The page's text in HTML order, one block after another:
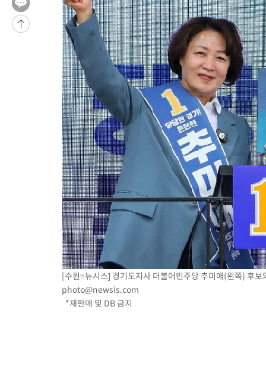
-30603초 전 >
누그러진 극한 폭염…'낮 최고 34도' 무더위는 이어져[내일날
-27194초 전 >
제주 골프장서 멧돼지 출현 결국 사살…'이용객 대피'
[속보]원·달러 환율, 2.3원 오른 1418.4원 마감
[속보]코스피, 40.89포인트(0.65%) 오른 6299.66 마감
[속보]코스닥, 55.66포인트(6.97%) 오른 854.47 마감
대포통장 107개로 불법도박 수익 5062억 세탁…19명 검거
[속보]이 대통령 "2028년 중순까지 광주 군공항 기능 다른 군
으로 임시 배치해 산단 조기 착공"
포항스틸야드 관중석 천장 석재 낙하…K리그 전구장 긴급 점검
[속보]'전장연 시위' 1호선 용산역 상행선 무정차 통과 종료
[속보]코스닥 지수 5%대 급등에 '매수 사이드카' 발동
[속보]원·달러 환율, 오전 9시 1410.3원
[속보]코스닥, 8.85포인트(1.11%) 오른 807.66 개장
[속보]코스피, 47.56포인트(0.76%) 오른 6306.33 개장
[속보]지하철 1호선 상행선 용산역 무정차 통과…"집회·시위"
'낮 최고 34도' 전국 더위 지속…강원·경상권 오전 비
파키스탄 보안군, 대 테러작전으로 남서부의 무장세력 소탕전..15
인천 앞바다 연락두절 모터보트 승선원 3명 전원 구조
이집트, 가자 협상 당사자들에게 약속이행과 방해금지 촉구
트럼프, 이란 추가 요구에 "저강도 대응…이건 체스게임"
[수원=뉴시스] 경기도지사 더불어민주당 추미애(왼쪽) 후
photo@newsis.com
*재판매 및 DB 금지